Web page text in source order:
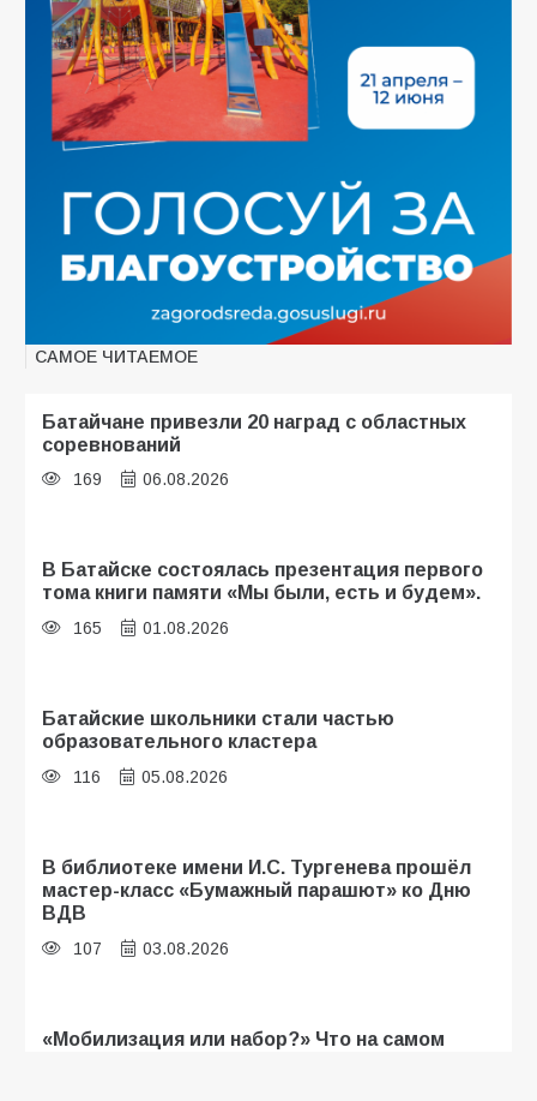
САМОЕ ЧИТАЕМОЕ
Батайчане привезли 20 наград с областных
соревнований
169 06.08.2026
В Батайске состоялась презентация первого
тома книги памяти «Мы были, есть и будем».
165 01.08.2026
Батайские школьники стали частью
образовательного кластера
116 05.08.2026
В библиотеке имени И.С. Тургенева прошёл
мастер-класс «Бумажный парашют» ко Дню
ВДВ
107 03.08.2026
«Мобилизация или набор?» Что на самом